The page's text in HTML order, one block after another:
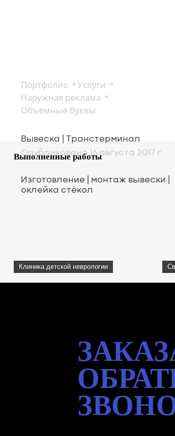
Портфолио → Услуги →
Наружная реклама →
Объемные буквы
Вывеска | Транстерминал
Опубликовано 16 августа 2017 г.
Изготовление | монтаж вывески |
оклейка стёкол
Выполненные работы
Клиника детской неврологии